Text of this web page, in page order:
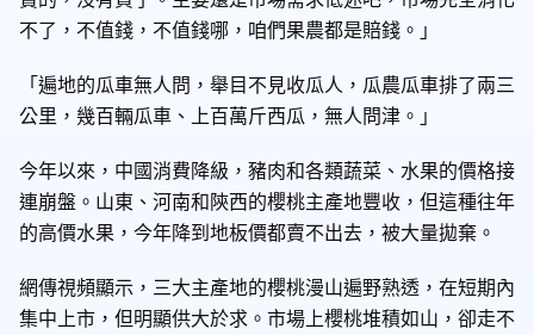
不了，不值錢，不值錢哪，咱們果農都是賠錢。」
「遍地的瓜車無人問，舉目不見收瓜人，瓜農瓜車排了兩三
公里，幾百輛瓜車、上百萬斤西瓜，無人問津。」
今年以來，中國消費降級，豬肉和各類蔬菜、水果的價格接
連崩盤。山東、河南和陝西的櫻桃主產地豐收，但這種往年
的高價水果，今年降到地板價都賣不出去，被大量拋棄。
網傳視頻顯示，三大主產地的櫻桃漫山遍野熟透，在短期內
集中上市，但明顯供大於求。市場上櫻桃堆積如山，卻走不